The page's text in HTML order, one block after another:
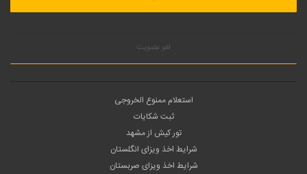
لغو عضویت
استعلام ممنوع الخروجی
ثبت شکایات
تور کیش از مشهد
شرایط اخذ ویزای انگلستان
شرایط اخذ ویزای صربستان